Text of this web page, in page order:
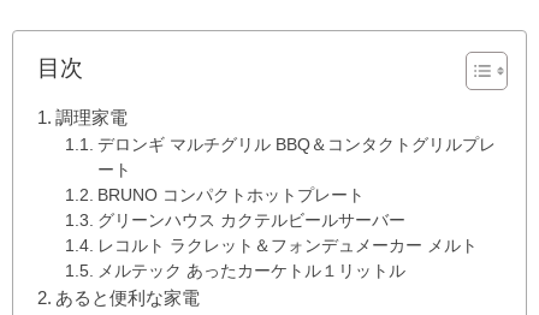
目次
調理家電
デロンギ マルチグリル BBQ＆コンタクトグリルプレ
ート
BRUNO コンパクトホットプレート
グリーンハウス カクテルビールサーバー
レコルト ラクレット＆フォンデュメーカー メルト
メルテック あったカーケトル１リットル
あると便利な家電